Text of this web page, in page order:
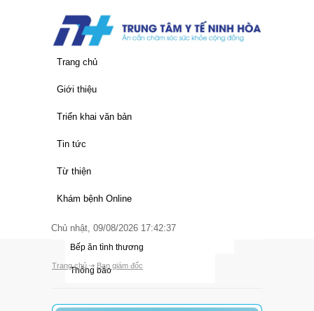
Trang chủ
Giới thiệu
Thông tin chung
Lịch sử hình thành
Chức năng nhiệm vụ
Các đơn vị
Triển khai văn bản
Văn bản của Trung Ương
Văn bản của Tỉnh
Văn bản của Trung Tâm
Tin tức
Quy trình khám chữa bệnh
Giá dịch vụ y tế
Thông tin y học
Thông báo
Từ thiện
Thư ngỏ
Nhà hảo tâm
Bếp ăn tình thương
Khám bệnh Online
Chủ nhật, 09/08/2026 17:42:37
Trang chủ Ban giám đốc